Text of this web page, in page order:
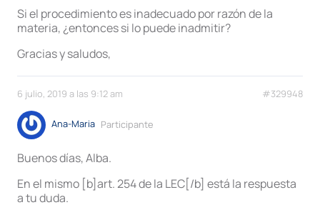
Si el procedimiento es inadecuado por razón de la
materia, ¿entonces si lo puede inadmitir?
Gracias y saludos,
6 julio, 2019 a las 9:12 am #329948
Ana-Maria Participante
Buenos días, Alba.
En el mismo [b]art. 254 de la LEC[/b] está la respuesta
a tu duda.